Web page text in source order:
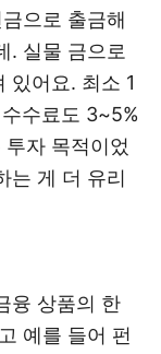
으로 출금해
. 실물 금으로
있어요. 최소 1
수료도 3~5%
자 목적이었
는 게 더 유리
융 상품의 한
예를 들어 펀